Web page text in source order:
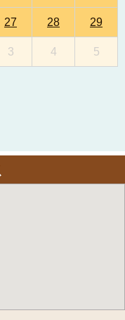
27 28 29
3 4 5